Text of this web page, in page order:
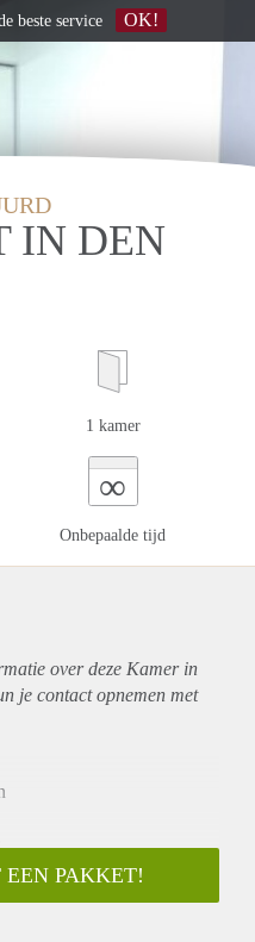
IN DEN
1 kamer
∞
Onbepaalde tijd
over deze Kamer in
je contact opnemen met
PAKKET!
beste service OK!